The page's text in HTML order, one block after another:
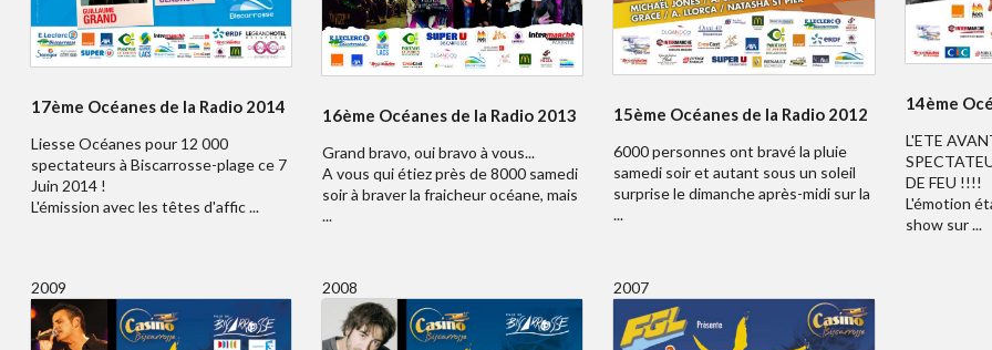
17ème Océanes de la Radio 2014
Liesse Océanes pour 12 000
spectateurs à Biscarrosse-plage ce 7
Juin 2014 !
L'émission avec les têtes d'affic ...
16ème Océanes de la Radio 2013
Grand bravo, oui bravo à vous...
A vous qui étiez près de 8000 samedi
soir à braver la fraicheur océane, mais
...
15ème Océanes de la Radio 2012
6000 personnes ont bravé la pluie
samedi soir et autant sous un soleil
surprise le dimanche après-midi sur la
...
14ème
L'ETE
DE FEU !!!!
L'émotion
show sur ...
2009 2008 2007